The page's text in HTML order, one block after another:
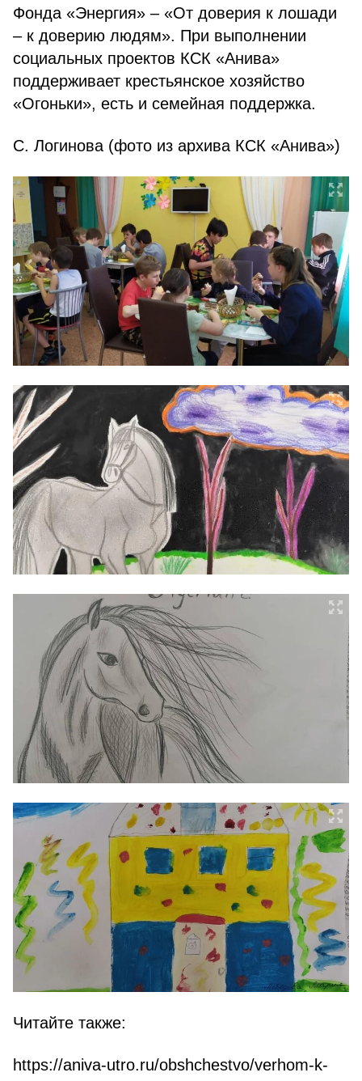
Фонда «Энергия» – «От доверия к лошади
– к доверию людям». При выполнении
социальных проектов КСК «Анива»
поддерживает крестьянское хозяйство
«Огоньки», есть и семейная поддержка.
Читайте также:
https://aniva-utro.ru/obshchestvo/verhom-k-